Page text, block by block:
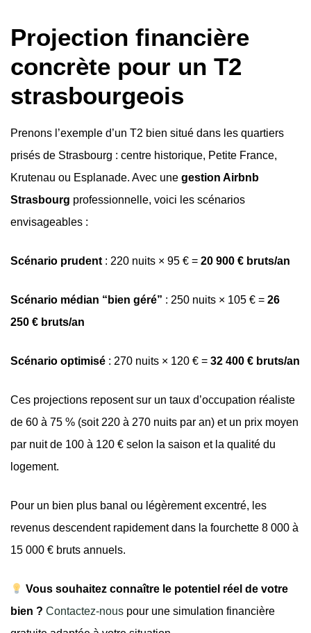
Projection financière
concrète pour un T2
strasbourgeois
Prenons l’exemple d’un T2 bien situé dans les quartiers
prisés de Strasbourg : centre historique, Petite France,
Krutenau ou Esplanade. Avec une gestion Airbnb
Strasbourg professionnelle, voici les scénarios
envisageables :
Scénario prudent: 220 nuits × 95 € = 20 900 € bruts/an
Scénario médian “bien géré” : 250 nuits × 105 € = 26
250 € bruts/an
Scénario optimisé : 270 nuits × 120 € = 32 400 € bruts/an
Ces projections reposent sur un taux d’occupation réaliste
de 60 à 75 % (soit 220 à 270 nuits par an) et un prix moyen
par nuit de 100 à 120 € selon la saison et la qualité du
logement.
Pour un bien plus banal ou légèrement excentré, les
revenus descendent rapidement dans la fourchette 8 000 à
15 000 € bruts annuels.
Vous souhaitez connaître le potentiel réel de votre
bien ? Contactez-nous pour une simulation financière